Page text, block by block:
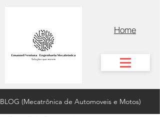
Home
BLOG (Mecatrônica de Automoveis e Motos)